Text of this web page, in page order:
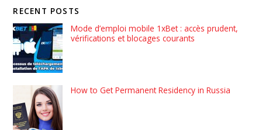
RECENT POSTS
Mode d’emploi mobile 1xBet : accès prudent,
vérifications et blocages courants
How to Get Permanent Residency in Russia